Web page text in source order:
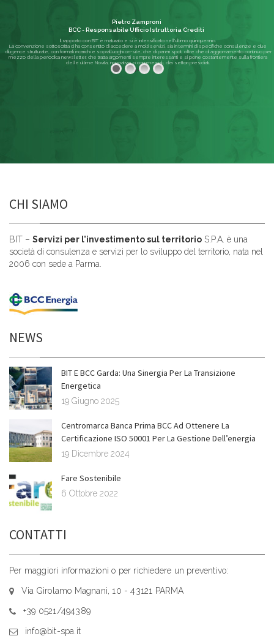
Il rapporto con BIT è maturato e si è intensificato nell'ultimo quinquennio.
La convenzione sottoscritta ci ha consentito di accedere a molti servizi, sia in termini di specifiche consulenze e due
diligence strutturate, con formali incarichi e sopralluoghi on-site, che di pareri spot; oltre che di aggiornamento continuo per
mezzo della periodica newsletter, che tratta argomenti sempre interessanti e si pone costantemente sulla frontiera
delle ultime Novità, normative o commerciali, dei settori presidiati.
Pietro Zamproni
BCC - Responsabile Ufficio Istruttoria Crediti
Leggi di più
CHI SIAMO
BIT – Servizi per l’investimento sul territorio S.P.A. è una
società di consulenza e servizi per lo sviluppo del territorio, nata nel
2006 con sede a Parma.
NEWS
BIT E BCC Garda: Una Sinergia Per La Transizione
Energetica
19 Giugno 2025
Centromarca Banca Prima BCC Ad Ottenere La
Certificazione ISO 50001 Per La Gestione Dell’energia
19 Dicembre 2024
Fare Sostenibile
6 Ottobre 2022
CONTATTI
Per maggiori informazioni o per richiedere un preventivo:
Via Girolamo Magnani, 10 - 43121 PARMA
+39 0521/494389
info@bit-spa.it